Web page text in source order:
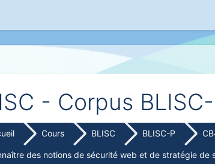
principal
- Corpus
Cours BLISC BLISC-P
des notions de sécurité web et de stratégie de